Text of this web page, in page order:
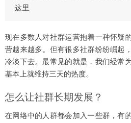
这里
现在多数人对社群运营抱着一种怀疑
营越来越多。但有很多社群纷纷崛起
冷淡下去。最常见的就是，我们经常
基本上就维持三天的热度。
怎么让社群长期发展？
在网络中的人群都会加入一些群，有